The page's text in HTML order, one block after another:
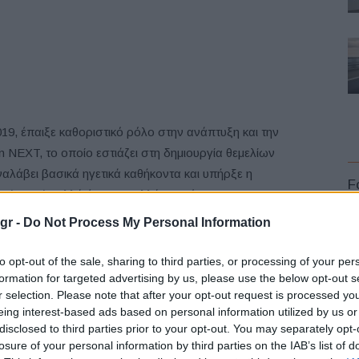
- Do Not Process My Personal Information
opt-out of the sale, sharing to third parties, or processing of your
for targeted advertising by us, please use the below opt-out
selection. Please note that after your opt-out request is processed
interest-based ads based on personal information utilized by us
to third parties prior to your opt-out. You may separately
of your personal information by third parties on the IAB’s list of
έπαιξε καθοριστικό ρόλο στην ανάπτυξη και την
το οποίο εστιάζει στη δημιουργία θεμελίων
βασικά ηγετικά καθήκοντα και υπήρξε η
επί πολλά έτη, με πολλά επιτεύγματα.
Ιουνίου, όπως αναφέρεται στην ανακοίνωση της Nissan.
ξεκινήσει έρευνα σχετικά με τους ισχυρισμούς ενός
Uchida, παρακολουθούσε τον αναπληρωτή του
που αναφέρθηκαν για πρώτη φορά από τους Financial
σύμβουλο της Nissan, σε επιστολή με ημερομηνία